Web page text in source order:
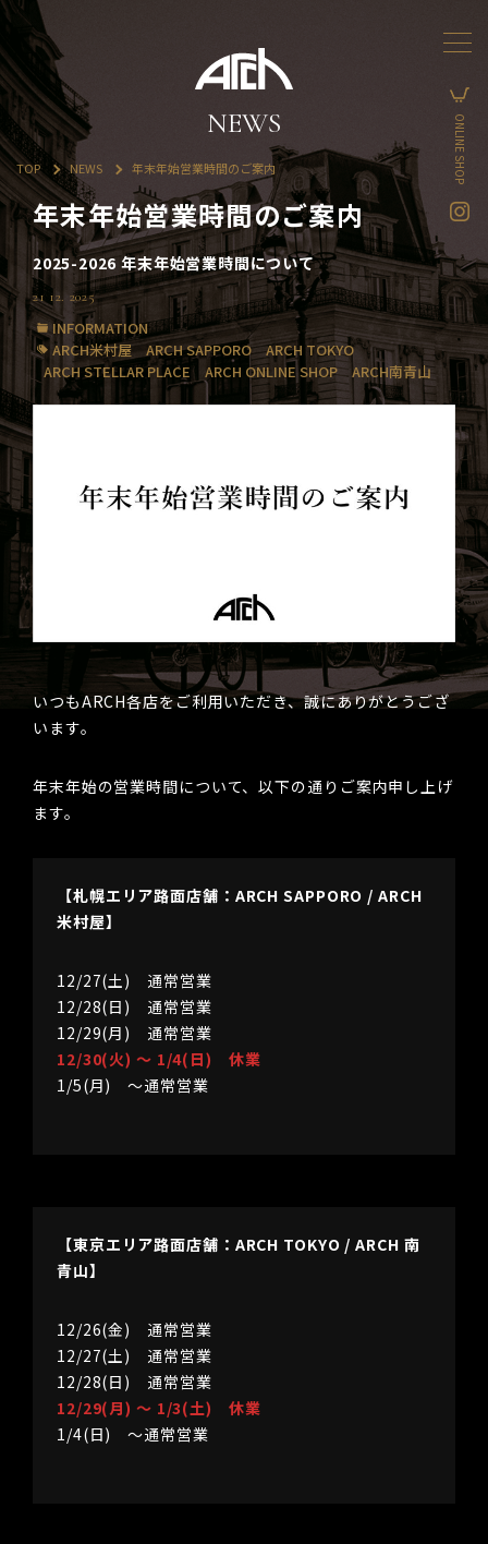
ONLINE SHOP
NEWS
TOP NEWS 年末年始営業時間のご案内
年末年始営業時間のご案内
2025-2026 年末年始営業時間について
21 12. 2025
INFORMATION
ARCH米村屋
ARCH SAPPORO
ARCH TOKYO
ARCH STELLAR PLACE
ARCH ONLINE SHOP ARCH南青山
いつもARCH各店をご利用いただき、誠にありがとうござ
います。
年末年始の営業時間について、以下の通りご案内申し上げ
ます。
【札幌エリア路面店舗：ARCH SAPPORO / ARCH
米村屋】
12/27(土) 通常営業
12/28(日) 通常営業
12/29(月) 通常営業
12/30(火) 〜 1/4(日) 休業
1/5(月) 〜通常営業
【東京エリア路面店舗：ARCH TOKYO / ARCH 南
青山】
12/26(金) 通常営業
12/27(土) 通常営業
12/28(日) 通常営業
12/29(月) 〜 1/3(土) 休業
1/4(日) 〜通常営業